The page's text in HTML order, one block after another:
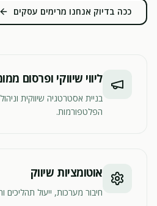
ככה בדיוק אנחנו מרימים עסקים
ליווי שיווקי ופרסום
בניית אסטרטגיה שיווקית
הפלטפורמות.
אוטומציות שיווק
חיבור מערכות, ייעול תהליכים